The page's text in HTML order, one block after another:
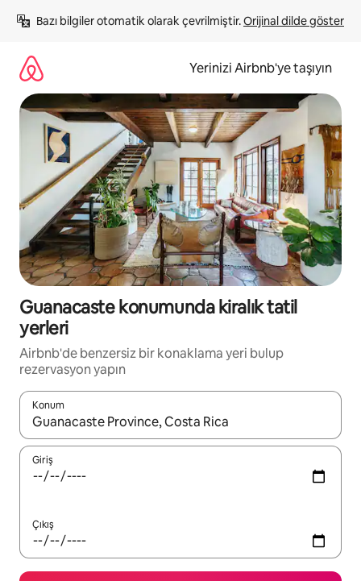
atla
Bazı bilgiler otomatik olarak çevrilmiştir. Orijinal dilde göster
Yerinizi Airbnb'ye taşıyın
Guanacaste konumunda kiralık tatil
yerleri
Airbnb'de benzersiz bir konaklama yeri bulup
rezervasyon yapın
Konum
Sonuçlar kullanılabilir olduğunda yukarı ve aşağı oklarıyla
Giriş
Çıkış